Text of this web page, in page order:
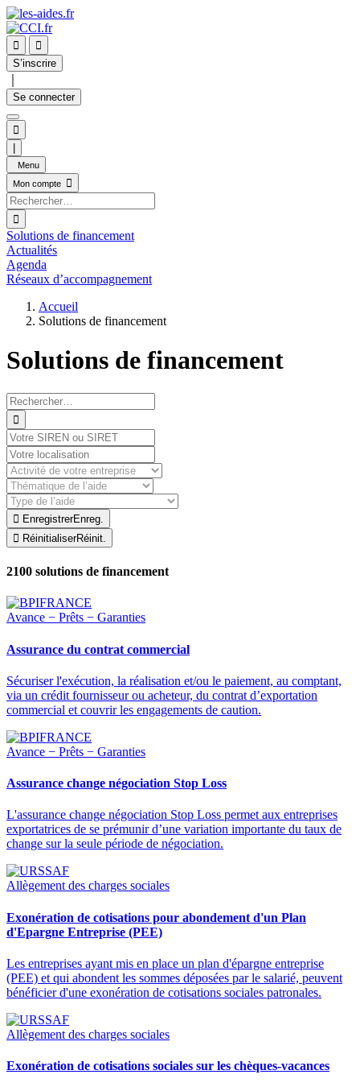


S’inscrire
Se connecter

Menu
Mon compte


Solutions de financement
Actualités
Agenda
Réseaux d’accompagnement
Accueil
Solutions de financement
Solutions de financement

 EnregistrerEnreg.
 RéinitialiserRéinit.
2100 solutions de financement
Avance − Prêts − Garanties
Assurance du contrat commercial
Sécuriser l'exécution, la réalisation et/ou le paiement, au comptant,
via un crédit fournisseur ou acheteur, du contrat d’exportation
commercial et couvrir les engagements de caution.
Avance − Prêts − Garanties
Assurance change négociation Stop Loss
L'assurance change négociation Stop Loss permet aux entreprises
exportatrices de se prémunir d’une variation importante du taux de
change sur la seule période de négociation.
Allègement des charges sociales
Exonération de cotisations pour abondement d'un Plan
d'Epargne Entreprise (PEE)
Les entreprises ayant mis en place un plan d'épargne entreprise
(PEE) et qui abondent les sommes déposées par le salarié, peuvent
bénéficier d'une exonération de cotisations sociales patronales.
Allègement des charges sociales
Exonération de cotisations sociales sur les chèques-vacances